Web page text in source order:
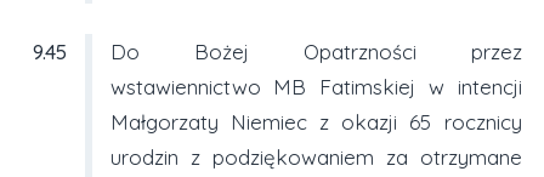
9.45
Do Bożej Opatrzności przez
wstawiennictwo MB Fatimskiej w intencji
Małgorzaty Niemiec z okazji 65 rocznicy
urodzin z podziękowaniem za otrzymane